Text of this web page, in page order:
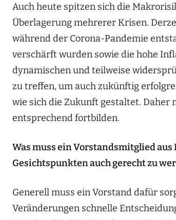
Auch heute spitzen sich die
Überlagerung mehrerer Krisen.
während der Corona-Pandemie
verschärft wurden sowie die hohe
dynamischen und teilweise
zu treffen, um auch zukünftig
wie sich die Zukunft gestaltet. Daher
entsprechend fortbilden.
Was muss ein Vorstandsmitglied
Gesichtspunkten auch gerecht zu
Generell muss ein Vorstand dafür
Veränderungen schnelle